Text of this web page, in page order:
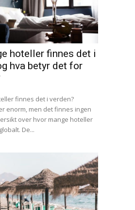
hoteller finnes det i
hva betyr det for
finnes det i verden?
enorm, men det finnes ingen
over hvor mange hoteller
De...